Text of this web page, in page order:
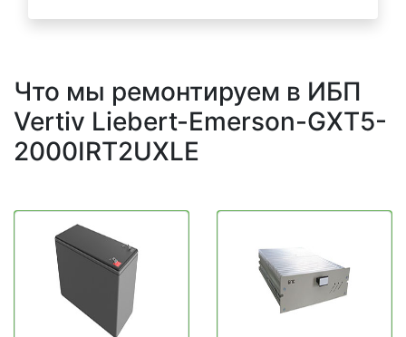
Что мы ремонтируем в ИБП
Vertiv Liebert-Emerson-GXT5-
2000IRT2UXLE